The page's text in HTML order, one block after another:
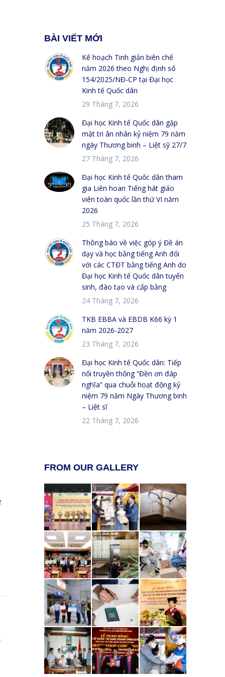
BÀI VIẾT MỚI
Kế hoạch Tinh giản biên chế
năm 2026 theo Nghị định số
154/2025/NĐ-CP tại Đại học
Kinh tế Quốc dân
29 Tháng 7, 2026
Đại học Kinh tế Quốc dân gặp
mặt tri ân nhân kỷ niệm 79 năm
ngày Thương binh – Liệt sỹ 27/7
27 Tháng 7, 2026
Đại học Kinh tế Quốc dân tham
gia Liên hoan Tiếng hát giáo
viên toàn quốc lần thứ VI năm
2026
25 Tháng 7, 2026
Thông báo về việc góp ý Đề án
dạy và học bằng tiếng Anh đối
với các CTĐT bằng tiếng Anh do
Đại học Kinh tế Quốc dân tuyển
sinh, đào tạo và cấp bằng
24 Tháng 7, 2026
TKB EBBA và EBDB K66 kỳ 1
năm 2026-2027
23 Tháng 7, 2026
Đại học Kinh tế Quốc dân: Tiếp
nối truyền thống “Đền ơn đáp
nghĩa” qua chuỗi hoạt động kỷ
niệm 79 năm Ngày Thương binh
– Liệt sĩ
22 Tháng 7, 2026
FROM OUR GALLERY